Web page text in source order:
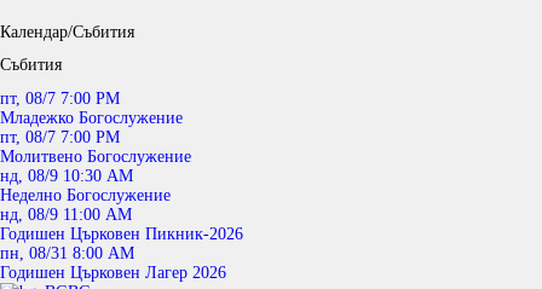
Календар/Събития
Събития
пт, 08/7 7:00 PM
Младежко Богослужение
пт, 08/7 7:00 PM
Молитвено Богослужение
нд, 08/9 10:30 AM
Неделно Богослужение
нд, 08/9 11:00 AM
Годишен Църковен Пикник-2026
пн, 08/31 8:00 AM
Годишен Църковен Лагер 2026